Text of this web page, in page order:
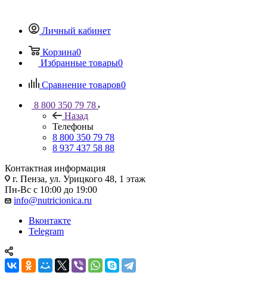
Личный кабинет
Корзина0
Избранные товары0
Сравнение товаров0
8 800 350 79 78
Назад
Телефоны
8 800 350 79 78
8 937 437 58 88
Контактная информация
г. Пенза, ул. Урицкого 48, 1 этаж
Пн-Вс с 10:00 до 19:00
info@nutricionica.ru
Вконтакте
Telegram